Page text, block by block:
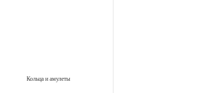
Кольца и амулеты